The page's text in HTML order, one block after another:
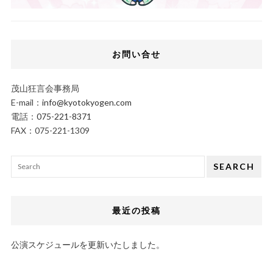
お問い合せ
茂山狂言会事務局
E-mail： info@kyotokyogen.com
電話： 075-221-8371
FAX：075-221-1309
SEARCH
最近の投稿
公演スケジュールを更新いたしました。